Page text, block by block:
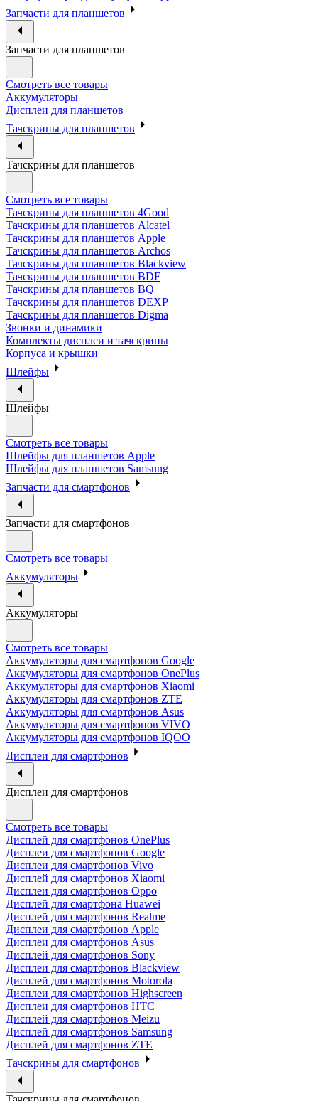
Запчасти для планшетов
Запчасти для планшетов
Смотреть все товары
Аккумуляторы
Дисплеи для планшетов
Тачскрины для планшетов
Тачскрины для планшетов
Смотреть все товары
Тачскрины для планшетов 4Good
Тачскрины для планшетов Alcatel
Тачскрины для планшетов Apple
Тачскрины для планшетов Archos
Тачскрины для планшетов Blackview
Тачскрины для планшетов BDF
Тачскрины для планшетов BQ
Тачскрины для планшетов DEXP
Тачскрины для планшетов Digma
Звонки и динамики
Комплекты дисплеи и тачскрины
Корпуса и крышки
Шлейфы
Шлейфы
Смотреть все товары
Шлейфы для планшетов Apple
Шлейфы для планшетов Samsung
Запчасти для смартфонов
Запчасти для смартфонов
Смотреть все товары
Аккумуляторы
Аккумуляторы
Смотреть все товары
Аккумуляторы для смартфонов Google
Аккумуляторы для смартфонов OnePlus
Аккумуляторы для смартфонов Xiaomi
Аккумуляторы для смартфонов ZTE
Аккумуляторы для cмартфонов Asus
Аккумуляторы для смартфонов VIVO
Аккумуляторы для смартфонов IQOO
Дисплеи для смартфонов
Дисплеи для смартфонов
Смотреть все товары
Дисплей для смартфонов OnePlus
Дисплеи для смартфонов Google
Дисплеи для смартфонов Vivo
Дисплей для смартфонов Xiaomi
Дисплеи для смартфонов Oppo
Дисплей для смартфона Huawei
Дисплей для смартфонов Realme
Дисплеи для смартфонов Apple
Дисплеи для смартфонов Asus
Дисплей для смартфонов Sony
Дисплеи для смартфонов Blackview
Дисплей для смартфонов Motorola
Дисплеи для смартфонов Highscreen
Дисплеи для смартфонов HTC
Дисплей для смартфонов Meizu
Дисплей для смартфонов Samsung
Дисплей для смартфонов ZTE
Тачскрины для смартфонов